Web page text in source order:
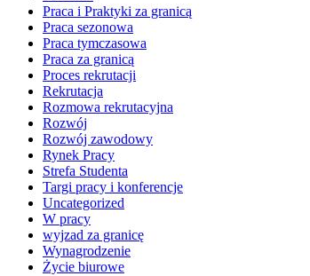
Praca i Praktyki za granicą
Praca sezonowa
Praca tymczasowa
Praca za granicą
Proces rekrutacji
Rekrutacja
Rozmowa rekrutacyjna
Rozwój
Rozwój zawodowy
Rynek Pracy
Strefa Studenta
Targi pracy i konferencje
Uncategorized
W pracy
wyjzad za granicę
Wynagrodzenie
Życie biurowe